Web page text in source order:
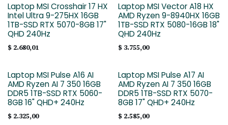
Laptop MSI Crosshair 17 HX
Intel Ultra 9-275HX 16GB
1TB-SSD RTX 5070-8GB 17"
QHD 240Hz
$ 2.680,01
Laptop MSI Vector A18 HX
AMD Ryzen 9-8940HX 16GB
1TB-SSD RTX 5080-16GB 18"
QHD 240Hz
$ 3.755,00
Laptop MSI Pulse A16 AI
AMD Ryzen AI 7 350 16GB
DDR5 1TB-SSD RTX 5060-
8GB 16" QHD+ 240Hz
$ 2.325,00
Laptop MSI Pulse A17 AI
AMD Ryzen AI 7 350 16GB
DDR5 1TB-SSD RTX 5070-
8GB 17" QHD+ 240Hz
$ 2.585,00